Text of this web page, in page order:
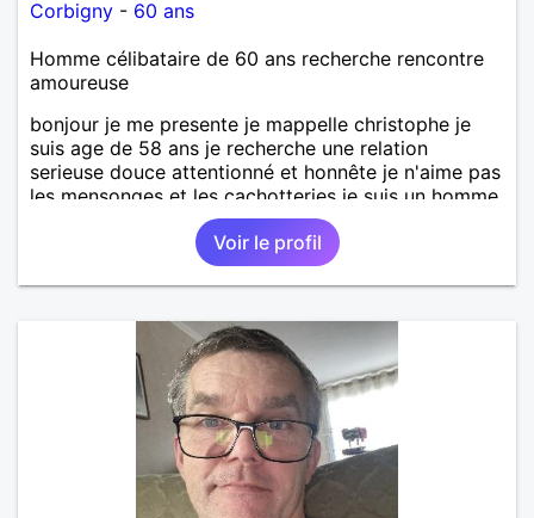
Corbigny - 60 ans
Homme célibataire de 60 ans recherche rencontre
amoureuse
bonjour je me presente je mappelle christophe je
suis age de 58 ans je recherche une relation
serieuse douce attentionné et honnête je n'aime pas
les mensonges et les cachotteries je suis un homme
sensible doux câlin et franc. PS je n'habite pas à
Marseille mes fans de l'équipe de l'OM je suis du
département de la Nièvre 58
Voir le profil